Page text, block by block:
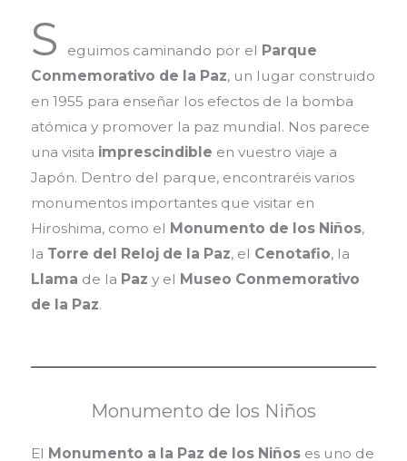
S eguimos caminando por el Parque
Conmemorativo de la Paz, un lugar construido
en 1955 para enseñar los efectos de la bomba
atómica y promover la paz mundial. Nos parece
una visita imprescindible en vuestro viaje a
Japón. Dentro del parque, encontraréis varios
monumentos importantes que visitar en
Hiroshima, como el Monumento de los Niños,
la Torre del Reloj de la Paz, el Cenotafio, la
Llama de la Paz y el Museo Conmemorativo
de la Paz.
Monumento de los Niños
El Monumento a la Paz de los Niñoses uno de